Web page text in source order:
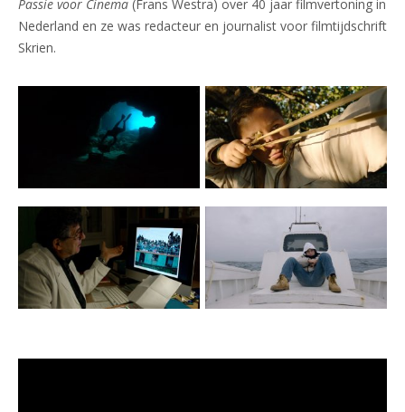
Passie voor Cinema (Frans Westra) over 40 jaar filmvertoning in
Nederland en ze was redacteur en journalist voor filmtijdschrift
Skrien.